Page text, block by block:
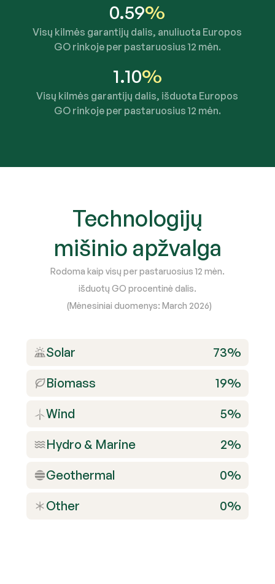
0.59%
Visų kilmės garantijų dalis, anuliuota Europos
GO rinkoje per pastaruosius 12 mėn.
1.10%
Visų kilmės garantijų dalis, išduota Europos
GO rinkoje per pastaruosius 12 mėn.
Technologijų
mišinio apžvalga
Rodoma kaip visų per pastaruosius 12 mėn.
išduotų GO procentinė dalis.
(Mėnesiniai duomenys: March 2026)
Solar
73%
Biomass
19%
Wind
5%
Hydro & Marine
2%
Geothermal
0%
Other
0%